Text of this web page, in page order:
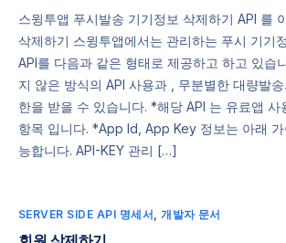
스윙투앱 푸시발송 기기정보 삭제하기 API 를
삭제하기 스윙투앱에서는 관리하는 푸시 기기
API를 다음과 같은 형태로 제공하고 하고 있습
지 않은 방식의 API 사용과 , 무분별한 대량발
한을 받을 수 있습니다. *해당 API 는 유료앱 사
항목 입니다. *App Id, App Key 정보는 아래
능합니다. API-KEY 관리 […]
SERVER SIDE API 명세서 ,개발자 문서